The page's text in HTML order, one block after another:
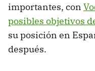
importantes, con
posibles objetivos
su posición en
después.